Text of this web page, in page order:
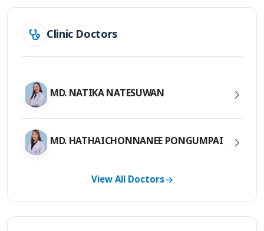
Clinic Doctors
MD. NATIKA NATESUWAN
MD. HATHAICHONNANEE PONGUMPAI
View All Doctors